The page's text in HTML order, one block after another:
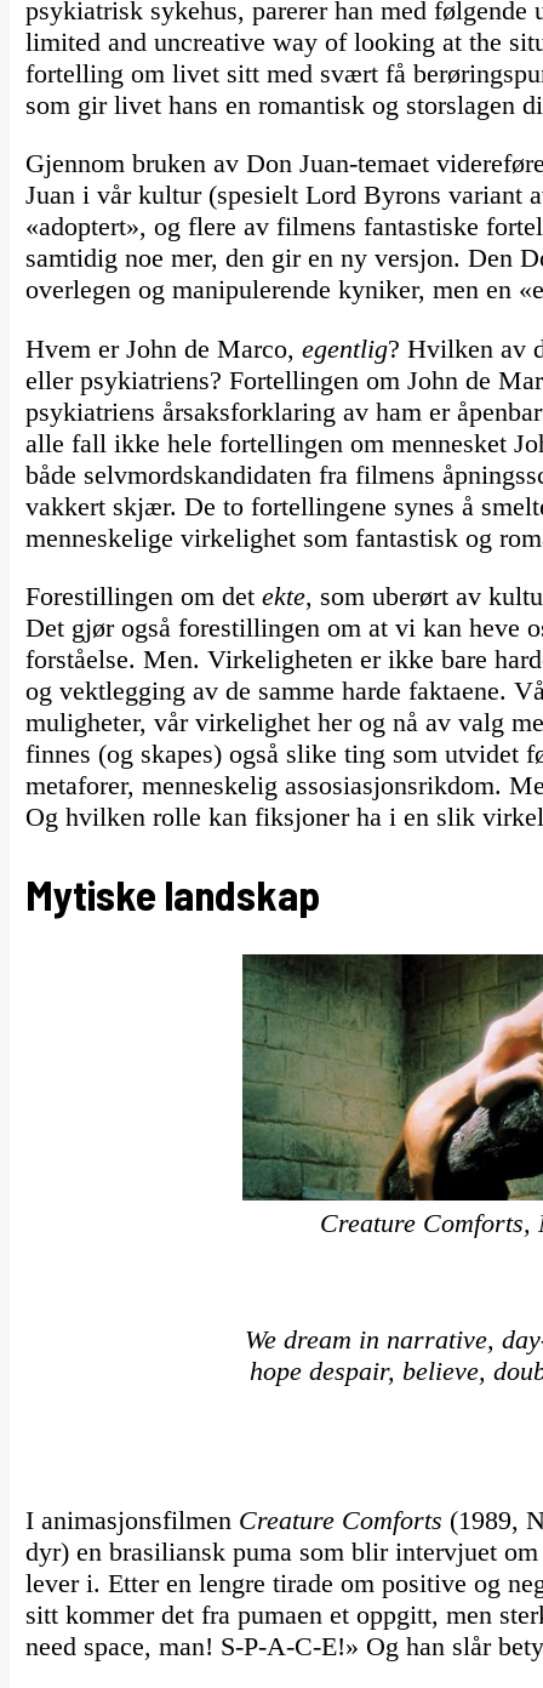
psykiatrisk sykehus, parerer han med følgende
limited and uncreative way of looking at the
fortelling om livet sitt med svært få
som gir livet hans en romantisk og storslagen
Gjennom bruken av Don Juan-temaet
Juan i vår kultur (spesielt Lord Byrons variant
«adoptert», og flere av filmens fantastiske
samtidig noe mer, den gir en ny versjon. Den
overlegen og manipulerende kyniker, men en
Hvem er John de Marco, egentlig? Hvilken av
eller psykiatriens? Fortellingen om John de
psykiatriens årsaksforklaring av ham er
alle fall ikke hele fortellingen om mennesket
både selvmordskandidaten fra filmens
vakkert skjær. De to fortellingene synes å
menneskelige virkelighet som fantastisk og
Forestillingen om det ekte, som uberørt av
Det gjør også forestillingen om at vi kan heve
forståelse. Men. Virkeligheten er ikke bare
og vektlegging av de samme harde faktaene.
muligheter, vår virkelighet her og nå av valg
finnes (og skapes) også slike ting som utvidet
metaforer, menneskelig assosiasjonsrikdom.
Og hvilken rolle kan fiksjoner ha i en slik
Mytiske landskap
Creature Comforts,
We dream in narrative,
hope despair, believe,
I animasjonsfilmen Creature Comforts (1989,
dyr) en brasiliansk puma som blir intervjuet
lever i. Etter en lengre tirade om positive og
sitt kommer det fra pumaen et oppgitt, men
need space, man! S-P-A-C-E!» Og han slår